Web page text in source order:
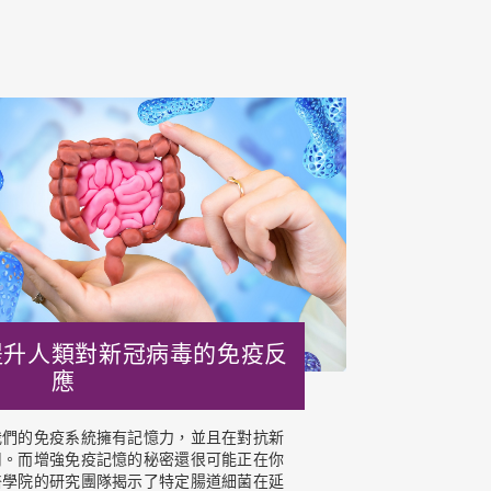
人類對新冠病毒的免疫反
應
的免疫系統擁有記憶力，並且在對抗新
而增強免疫記憶的秘密還很可能正在你
院的研究團隊揭示了特定腸道細菌在延